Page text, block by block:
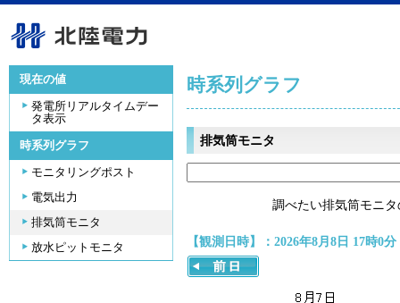
現在の値
発電所リアルタイムデー
タ表示
時系列グラフ
モニタリングポスト
電気出力
排気筒モニタ
放水ピットモニタ
時系列グラフ
排気筒モニタ
調べたい排気筒モニ
【観測日時】：2026年8月8日 17時0分